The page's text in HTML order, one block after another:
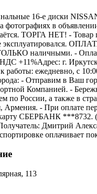
16-е диски
в
ТОРГА НЕТ! - Товар
эксплуатировался.
ТОЛЬКО наличными. -
+11%Адрес: г.
работы: ежедневно, с
- Отправим в Ваш
Компанией. -
по России, а также в
Армения. - При оплате
СБЕРБАНК ***8732.
Дмитрий
оплачивает
113